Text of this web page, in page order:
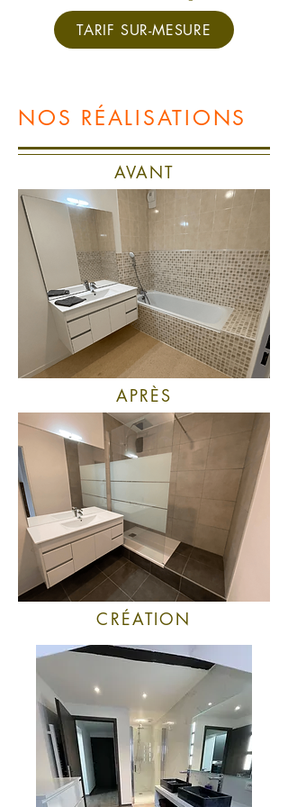
TARIF SUR-MESURE
NOS RÉALISATIONS
AVANT
APRÈS
CRÉATION